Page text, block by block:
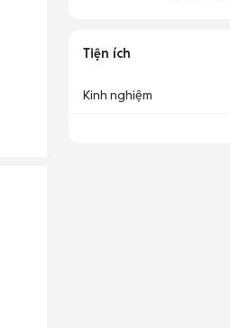
Tiện ích
Kinh nghiệm